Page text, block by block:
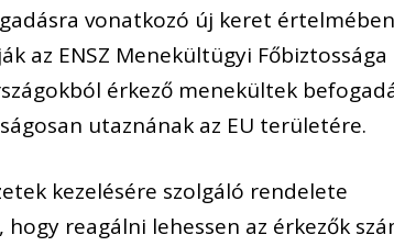
vonatkozó új keret
az ENSZ Menekültügyi Főbiztossága
érkező menekültek
utaznának az EU területére.
kezelésére szolgáló rendelete
reagálni lehessen az érkezők